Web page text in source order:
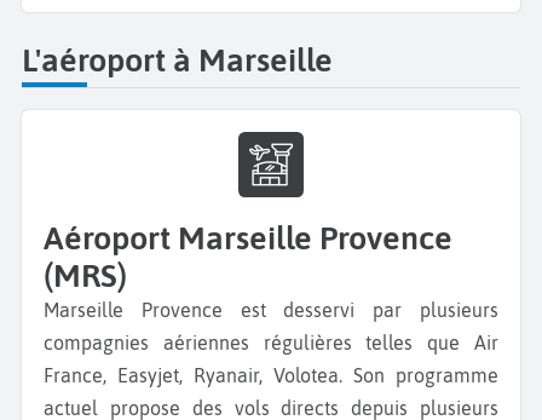
L'aéroport à Marseille
Aéroport Marseille Provence
(MRS)
Marseille Provence est desservi par plusieurs
compagnies aériennes régulières telles que Air
France, Easyjet, Ryanair, Volotea. Son programme
actuel propose des vols directs depuis plusieurs